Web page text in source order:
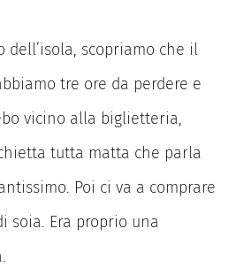
dell’isola, scopriamo che il
tre ore da perdere e
vicino alla biglietteria,
tutta matta che parla
Poi ci va a comprare
soia. Era proprio una